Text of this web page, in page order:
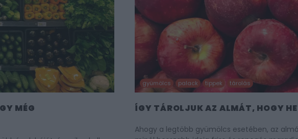
MÉG
gyümölcs palack tippek tárolás
ÍGY TÁROLJUK AZ ALMÁT, HOGY
Ahogy a legtöbb gyümölcs esetében, az